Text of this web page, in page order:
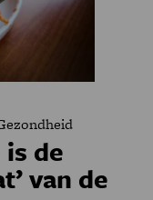
de
van de